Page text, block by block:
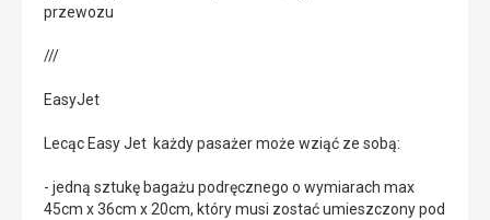
przewozu
///
EasyJet
Lecąc Easy Jet każdy pasażer może wziąć ze sobą:
- jedną sztukę bagażu podręcznego o wymiarach max
45cm x 36cm x 20cm, który musi zostać umieszczony pod